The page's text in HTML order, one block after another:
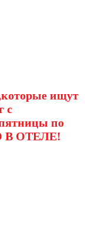
ищут
с
по
В ОТЕЛЕ!